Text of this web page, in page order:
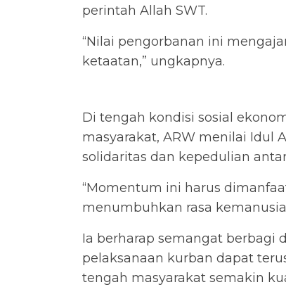
perintah Allah SWT.
“Nilai pengorbanan ini
ketaatan,” ungkapnya.
Di tengah kondisi sosial
masyarakat, ARW menilai Idul
solidaritas dan kepedulian
“Momentum ini harus
menumbuhkan rasa
Ia berharap semangat berbagi
pelaksanaan kurban dapat
tengah masyarakat semakin